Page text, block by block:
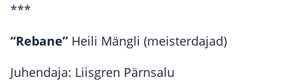
***
“Rebane” Heili Mängli (meisterdajad)
Juhendaja: Liisgren Pärnsalu